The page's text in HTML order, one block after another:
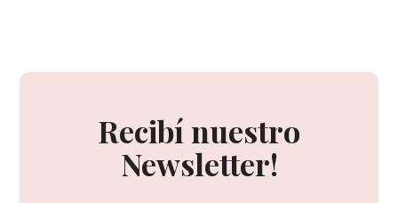
Recibí nuestro
Newsletter!